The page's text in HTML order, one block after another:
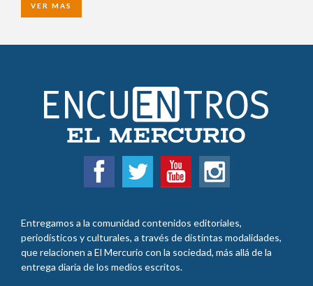
VER MAS
Entregamos a la comunidad contenidos editoriales,
periodísticos y culturales, a través de distintas modalidades,
que relacionen a El Mercurio con la sociedad, más allá de la
entrega diaria de los medios escritos.